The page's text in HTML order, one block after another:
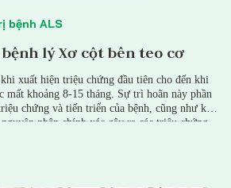
bệnh ALS
lý Xơ cột bên teo cơ
xuất hiện triệu chứng đầu tiên cho đến khi
mất khoảng 8-15 tháng. Sự trì hoãn này phần
chứng và tiến triển của bệnh, cũng như khó
nhân chính xác gây ra các triệu chứng.